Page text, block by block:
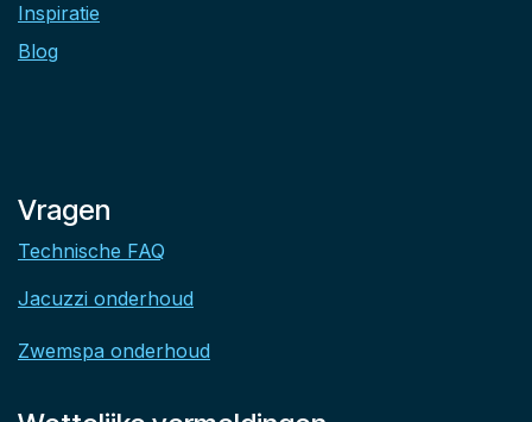
Inspiratie
Blog
Vragen
Technische FAQ
Jacuzzi onderhoud
Zwemspa onderhoud